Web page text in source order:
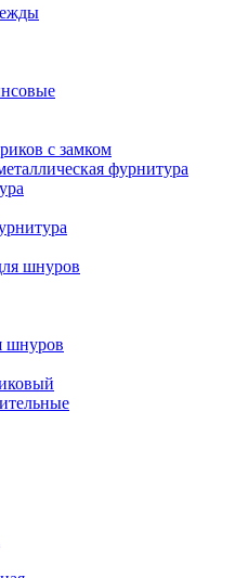
с замком
фурнитура
шнуров
шнуров